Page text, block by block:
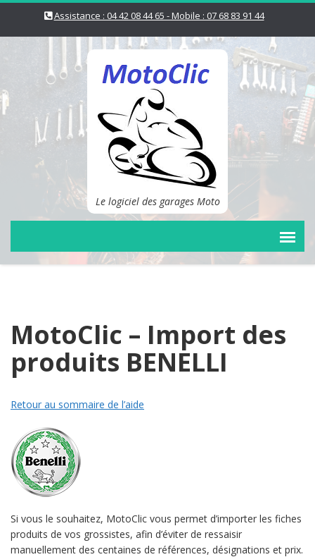
Assistance : 04 42 08 44 65 - Mobile : 07 68 83 91 44
Le logiciel des garages Moto
MotoClic – Import des
produits BENELLI
Retour au sommaire de l’aide
Si vous le souhaitez, MotoClic vous permet d’importer les fiches
produits de vos grossistes, afin d’éviter de ressaisir
manuellement des centaines de références, désignations et prix.